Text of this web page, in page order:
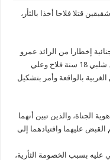
قتلا فلاحا أخذا بالثأر،
إخطارا من الرائد عمرو
الطوخي رئيس مباحث أول طنطا، بمقتل أحمد شلبي 18 سنة فلاح وعلي
بالواقعة وأمر بتشكيل
الجناة، والذين تبين أنهما
تم القبض عليهما واقتيادهما إلى
عليه بسبب الخصومة الثأرية،